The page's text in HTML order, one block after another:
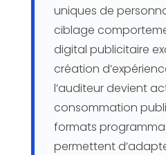
uniques de
ciblage
digital publicitaire
création
l’auditeur devient
consommation
formats
permettent